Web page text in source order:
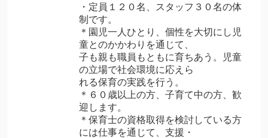
・定員１２０名、スタッフ３０名の体
制です。
＊園児一人ひとり、個性を大切にし児
童とのかかわりを通じて、
子も親も職員もともに育ちあう。児童
の立場で社会環境に応えら
れる保育の実践を行う。
＊６０歳以上の方、子育て中の方、歓
迎します。
＊保育士の資格取得を検討している方
には仕事を通じて、支援・